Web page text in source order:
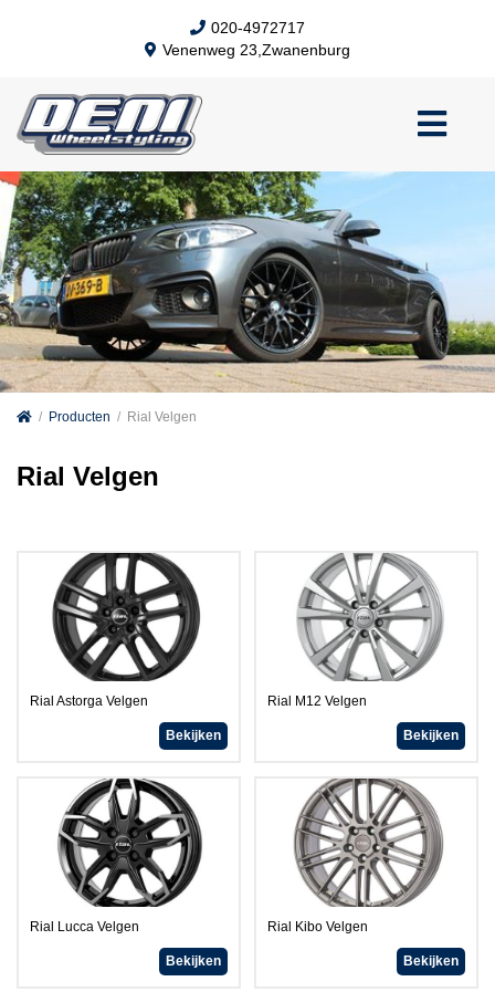
020-4972717
Venenweg 23,Zwanenburg
/ Producten / Rial Velgen
Rial Velgen
Rial Astorga Velgen
Bekijken
Rial M12 Velgen
Bekijken
Rial Lucca Velgen
Bekijken
Rial Kibo Velgen
Bekijken